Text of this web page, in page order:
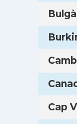
Cap